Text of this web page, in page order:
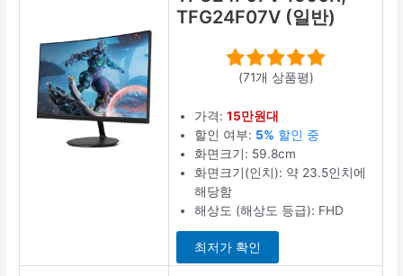
TFG24F07V (일반)
(71개 상품평)
가격:15만원대
할인 여부: 5% 할인 중
화면크기: 59.8cm
화면크기(인치): 약 23.5인치에
해당함
해상도 (해상도 등급): FHD
최저가 확인